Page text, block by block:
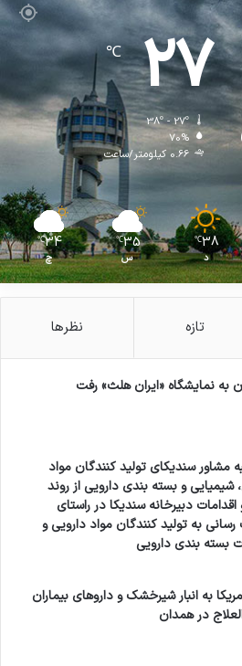
27
℃
38º - 27º
70%
0.66 کیلومتر/ساعت
38
℃
د
35
℃
س
34
℃
چ
تازه نظرها
به نمایشگاه «ایران هلث» رفت
مشاور سندیکای تولید کنندگان مواد
شیمیایی و بسته بندی دارویی از روند
اقدامات دبیرخانه سندیکا در راستای
به تولید کنندگان مواد دارویی و
بسته بندی دارویی
به انبار شیرخشک و داروهای بیماران
در همدان